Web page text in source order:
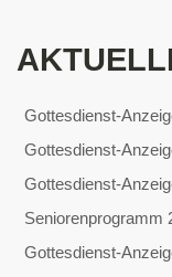
Gottesdienst-
Gottesdienst-
Gottesdienst-
Seniorenprogramm
Gottesdienst-